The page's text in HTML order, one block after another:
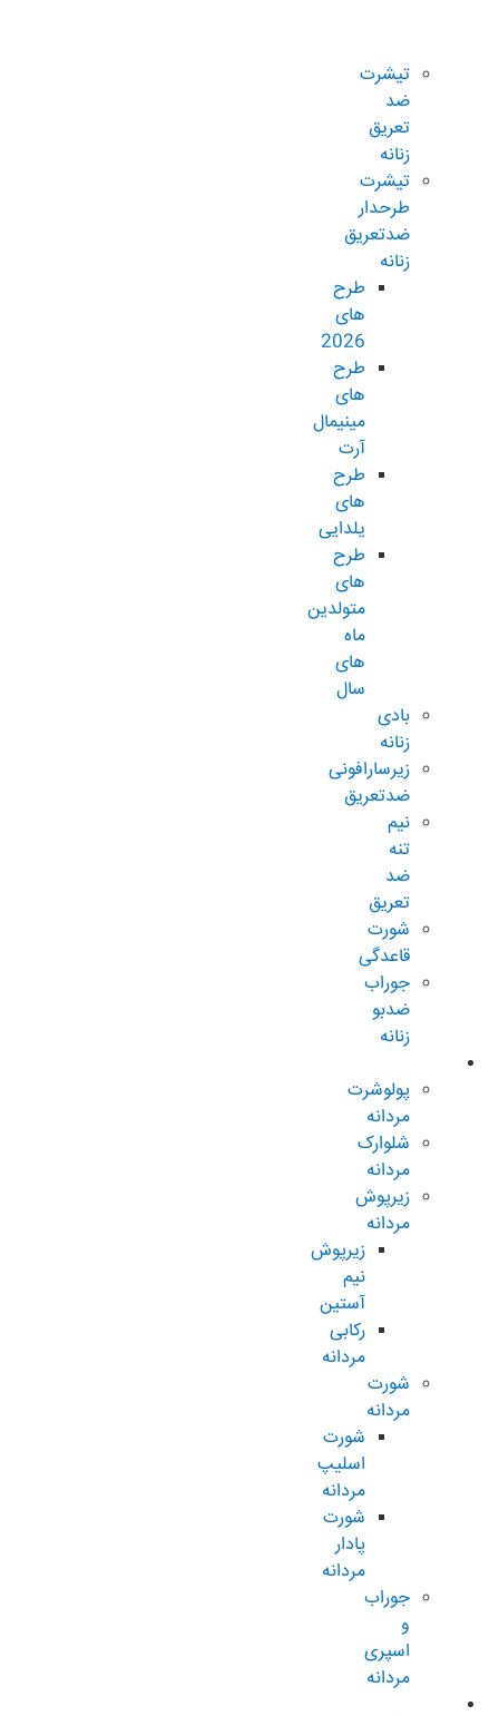
تیشرت
ضد
تعریق
زنانه
تیشرت
طرحدار
ضدتعریق
زنانه
طرح
های
2026
طرح
های
مینیمال
آرت
طرح
های
یلدایی
طرح
های
متولدین
ماه
های
سال
بادی
زنانه
زیرسارافونی
ضدتعریق
نیم
تنه
ضد
تعریق
شورت
قاعدگی
جوراب
ضدبو
زنانه
پولوشرت
مردانه
شلوارک
مردانه
زیرپوش
مردانه
زیرپوش
نیم
آستین
رکابی
مردانه
شورت
مردانه
شورت
اسلیپ
مردانه
شورت
پادار
مردانه
جوراب
و
اسپری
مردانه